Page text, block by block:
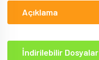
Açıklama
İndirilebilir Dosyalar